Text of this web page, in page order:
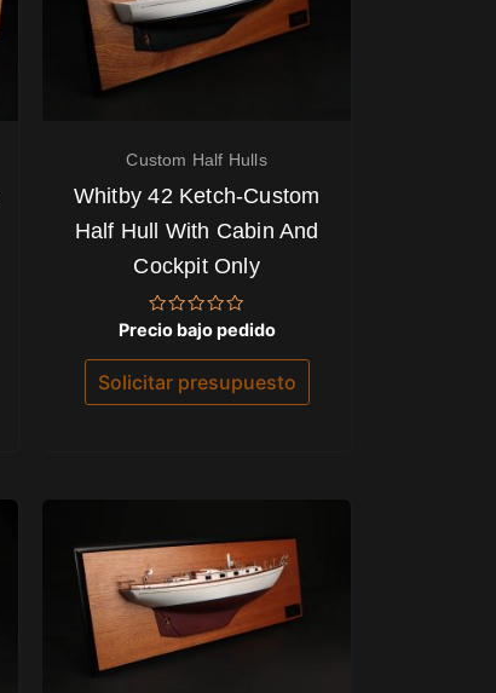
Custom Half Hulls
Whitby 42 Ketch-Custom
Half Hull With Cabin And
Cockpit Only
Valorado
con
0
de
5
Precio bajo pedido
Solicitar presupuesto